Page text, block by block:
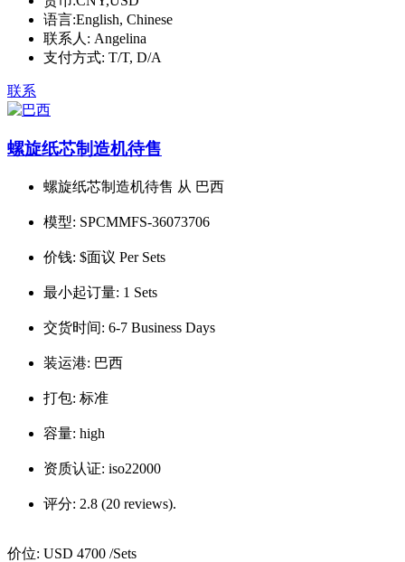
语言:English, Chinese
联系人: Angelina
支付方式: T/T, D/A
联系
螺旋纸芯制造机待售
螺旋纸芯制造机待售 从 巴西
模型: SPCMMFS-36073706
价钱: $面议 Per Sets
最小起订量: 1 Sets
交货时间: 6-7 Business Days
装运港: 巴西
打包: 标准
容量: high
资质认证: iso22000
评分: 2.8 (20 reviews).
价位: USD 4700 /Sets